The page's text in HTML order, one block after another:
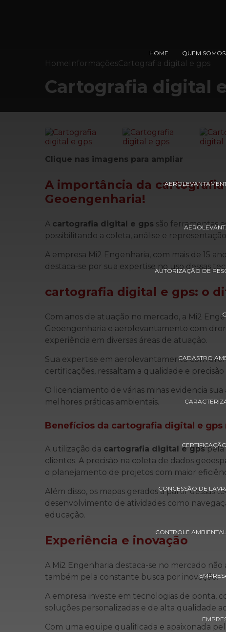
HOME QUEM SOMOS
AUTORIZAÇÃO DE
CADASTRO
CONCESSÃO DE
CONTROLE
HomeInformaçõesCartografia digital e gps
Cartografia digital
Clique nas imagens para ampliar
A importância da
Geoengenharia!
A cartografia digital e gps são ferramentas
possibilitando a coleta, análise e
A empresa Mi2 Engenharia, com mais de 15
destaca-se por sua expertise no uso dessas
cartografia digital e gps: o
Com anos de atuação no mercado, a Mi2
Geoengenharia e aerolevantamento com
experiência em diversas áreas de atuação.
Sua expertise em aerolevantamento com
certificações, ressaltam a qualidade e precisão
O licenciamento de várias minas evidencia
melhores práticas ambientais.
Benefícios da cartografia digital e gps
A utilização da cartografia digital e gpspela
clientes. A precisão na coleta de dados
o planejamento de projetos com maior
Além disso, os mapas gerados a partir dessas
desenvolvimento de atividades como
educação.
Experiência e inovação
A Mi2 Engenharia destaca-se no mercado não
também pela constante busca por inovação.
A empresa investe em tecnologias de ponta,
soluções personalizadas e de alta qualidade
Com uma equipe qualificada e apaixonada